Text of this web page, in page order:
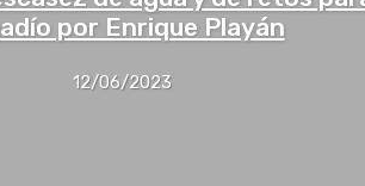
por Enrique Playán
12/06/2023